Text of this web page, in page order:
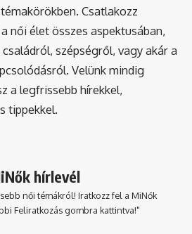
Csatlakozz
női élet összes aspektusában,
szépségről, vagy akár a
Velünk mindig
a legfrissebb hírekkel,
tippekkel.
hírlevél
női témákról! Iratkozz fel a MiNők
Feliratkozás gombra kattintva!"